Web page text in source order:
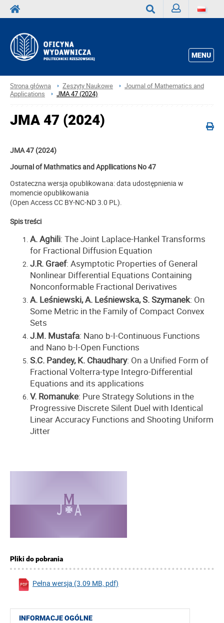
MENU
Strona główna Zeszyty Naukowe
Journal of Mathematics and
Applications
JMA 47 (2024)
INFORMACJE OGÓLNE
JMA 47 (2024)
JMA 47 (2024)
Journal of Mathmatics and Appllications No 47
Ostateczna wersja opublikowana: data udostępnienia w
momencie opublikowania
(Open Access CC BY-NC-ND 3.0 PL).
Spis treści
A. Aghili: The Joint Laplace-Hankel Transforms
for Fractional Diffusion Equation
J.R. Graef: Asymptotic Properties of General
Nonlinear Differential Equations Containing
Nonconformable Fractional Derivatives
A. Leśniewski, A. Leśniewska, S. Szymanek: On
Some Metric in the Family of Compact Convex
Sets
J.M. Mustafa: Nano b-I-Continuous Functions
and Nano b-I-Open Functions
S.C. Pandey, K. Chaudhary: On a Unified Form of
Fractional Volterra-type Integro-Differential
Equations and its applications
V. Romanuke: Pure Strategy Solutions in the
Progressive Discrete Silent Duel with Identical
Linear Accuracy Functions and Shooting Uniform
Jitter
Pliki do pobrania
Pełna wersja (3.09 MB, pdf)